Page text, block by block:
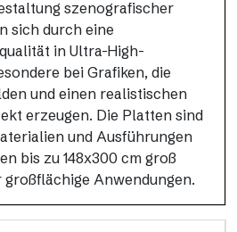
szenografischer
sich durch eine
in Ultra-High-
bei Grafiken, die
und einen realistischen
erzeugen. Die Platten sind
und Ausführungen
bis zu 148x300 cm groß
großflächige Anwendungen.